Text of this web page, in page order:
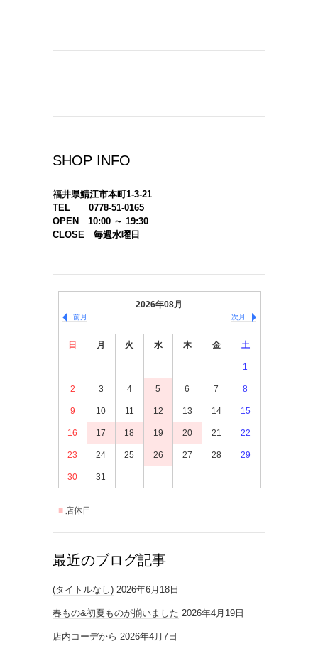
SHOP INFO
福井県鯖江市本町1-3-21
TEL 0778-51-0165
OPEN 10:00 ～ 19:30
CLOSE 毎週水曜日
2026年08月
前月 次月
日 月 火 水 木 金 土
1
2 3 4 5 6 7 8
9 10 11 12 13 14 15
16 17 18 19 20 21 22
23 24 25 26 27 28 29
30 31
店休日
最近のブログ記事
(タイトルなし) 2026年6月18日
春もの&初夏ものが揃いました 2026年4月19日
店内コーデから 2026年4月7日